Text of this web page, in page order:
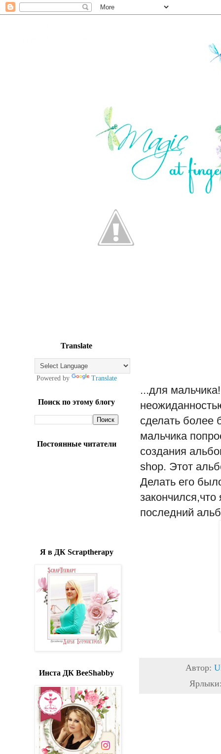
...для
сделать более
мальчика
создания
shop. Этот
Делать его
последний
Автор:
Translate
Powered by Translate
Поиск по этому блогу
Постоянные читатели
Я в ДК Scraptherapy
Инста ДК BeeShabby